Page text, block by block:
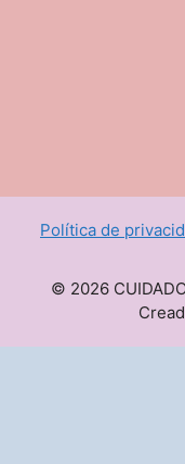
Política de
© 2026